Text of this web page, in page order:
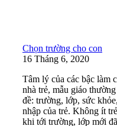
Chọn trường cho con
16 Tháng 6, 2020
Tâm lý của các bậc làm
nhà trẻ, mẫu giáo
đề: trường, lớp, sức
nhập của trẻ. Không ít
khi tới trường, lớp mới